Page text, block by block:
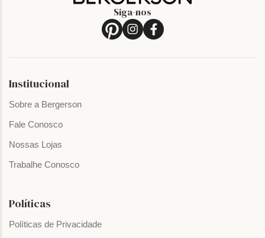
Siga-nos
Institucional
Sobre a Bergerson
Fale Conosco
Nossas Lojas
Trabalhe Conosco
Políticas
Políticas de Privacidade